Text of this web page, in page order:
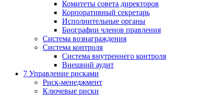
Комитеты совета директоров
Корпоративный секретарь
Исполнительные органы
Биографии членов правления
Система вознаграждения
Система контроля
Система внутреннего контроля
Внешний аудит
7 Управление рисками
Риск-менеджмент
Ключевые риски